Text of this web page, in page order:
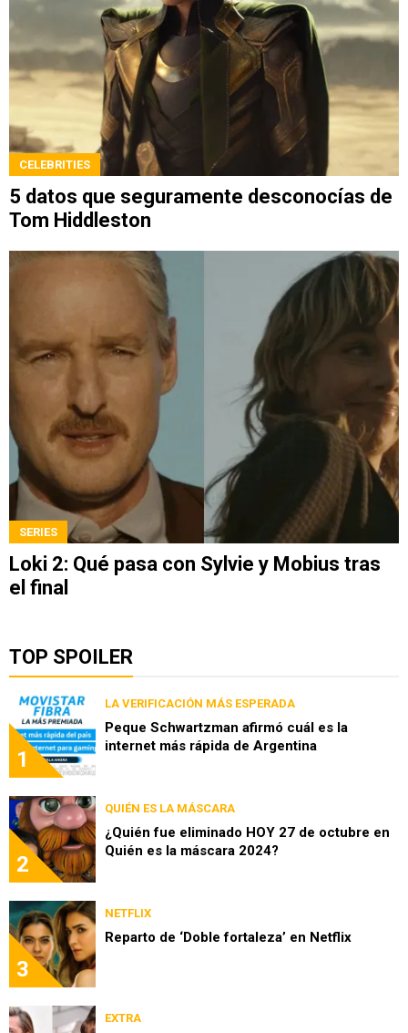
CELEBRITIES
5 datos que seguramente desconocías de
Tom Hiddleston
SERIES
Loki 2: Qué pasa con Sylvie y Mobius tras
el final
TOP SPOILER
1
LA VERIFICACIÓN MÁS ESPERADA
Peque Schwartzman afirmó cuál es la
internet más rápida de Argentina
2
QUIÉN ES LA MÁSCARA
¿Quién fue eliminado HOY 27 de octubre en
Quién es la máscara 2024?
3
NETFLIX
Reparto de ‘Doble fortaleza’ en Netflix
EXTRA